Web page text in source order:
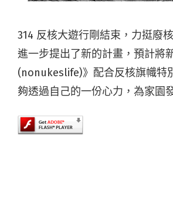
314 反核大遊行剛結束，力挺廢
進一步提出了新的計畫，預計將
(nonukeslife)》配合反核旗幟特
夠透過自己的一份心力，為家園